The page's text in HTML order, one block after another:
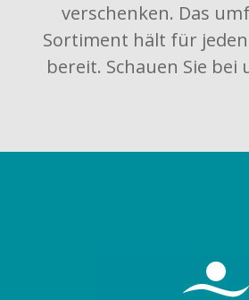
verschenken. Das
Sortiment hält für jeden
bereit. Schauen Sie bei